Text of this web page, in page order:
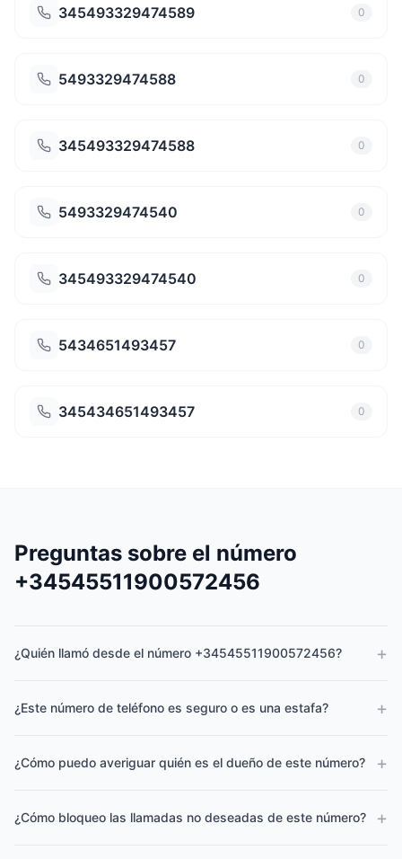
345493329474589 0
5493329474588 0
345493329474588 0
5493329474540 0
345493329474540 0
5434651493457 0
345434651493457 0
Preguntas sobre el número
+34545511900572456
¿Quién llamó desde el número +34545511900572456? +
¿Este número de teléfono es seguro o es una estafa? +
¿Cómo puedo averiguar quién es el dueño de este número? +
¿Cómo bloqueo las llamadas no deseadas de este número? +